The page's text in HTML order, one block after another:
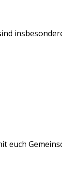
euch